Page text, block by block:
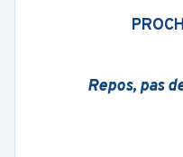
Repos, pas